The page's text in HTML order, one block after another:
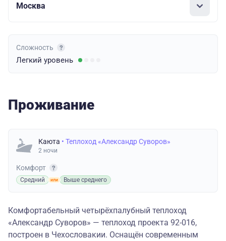
Москва
Сложность
Легкий уровень
Проживание
Каюта • Теплоход «Александр Суворов»
2 ночи
Комфорт
Средний Выше среднего
Комфортабельный четырёхпалубный теплоход
«Александр Суворов» — теплоход проекта 92-016,
построен в Чехословакии. Оснащён современным